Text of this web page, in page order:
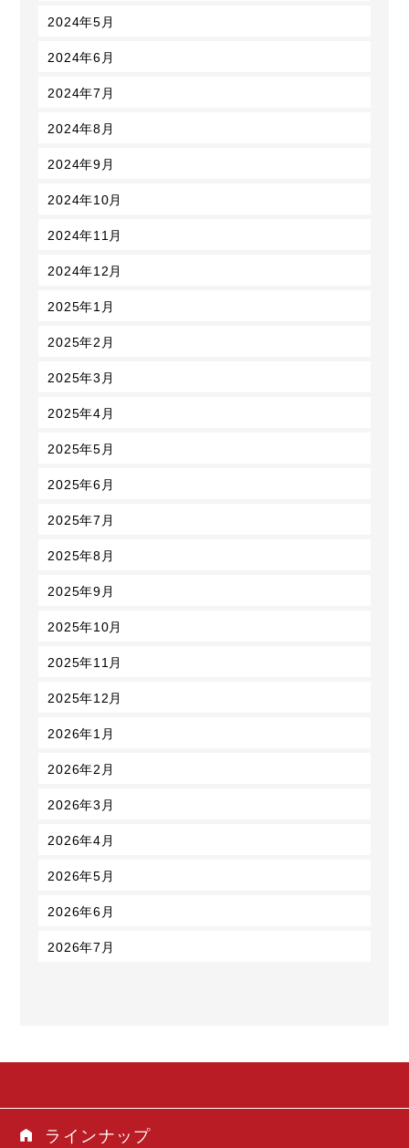
2024年5月
2024年6月
2024年7月
2024年8月
2024年9月
2024年10月
2024年11月
2024年12月
2025年1月
2025年2月
2025年3月
2025年4月
2025年5月
2025年6月
2025年7月
2025年8月
2025年9月
2025年10月
2025年11月
2025年12月
2026年1月
2026年2月
2026年3月
2026年4月
2026年5月
2026年6月
2026年7月
ラインナップ